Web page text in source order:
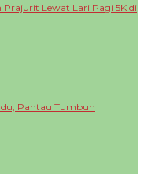
Prajurit Lewat Lari Pagi 5K di
Pantau Tumbuh